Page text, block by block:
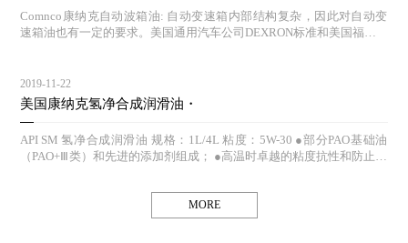
机钼可在机械摩擦表面形成一层具有减摩、抗磨、极压作用的物理吸附
膜，具有长期持续的抗氧化功能，从而有效的对发动机进行长效保护；
2.在高速、高温、高压苛刻的工况下，有机钼分解为纳米级的二硫化钼
Comnco康纳克自动波箱油: 自动变速箱内部结构复杂，因此对自动变
速箱油也有一定的要求。美国通用汽车公司DEXRON标准和美国福特M
变速箱对其工作油的粘度极其敏感，所以粘度是自动变速箱的特性之
一。不同的种类自动变速箱所需的自动变速箱粘度也是不同的。因此，
不能随意更换汽车使用的自动变速箱标准油，避免由于自动变速箱油粘
度与自动变速箱粘度要求不适应，导致出现不良反应。当使用自动变速
箱油的粘度偏大时，不仅影响变矩器的效率，而且可能造成低温启动困
难；当使用的自动变速箱油粘度偏小时，会导致液压系统的泄露增加。
使用中的一个极为重要的问题。和机油一样，油品的氧化安定性直接决
2019-11-22
美国康纳克氢净合成润滑油・
API SM 氢净合成润滑油 规格：1L/4L 粘度：5W-30 ●部分PAO基础油
（PAO+Ⅲ类）和先进的添加剂组成； ●高温时卓越的粘度抗性和防止热
油泥形成； ●优异的抗磨损、抗氧化性能； ●低挥发性，减少机油损
耗； ●发动机清洁功能优异，减少颗粒物排放； ●低粘度燃油经济型，
通过IL SAC GF-4认证； ●为涡轮增压和排放系统而设计。
MORE